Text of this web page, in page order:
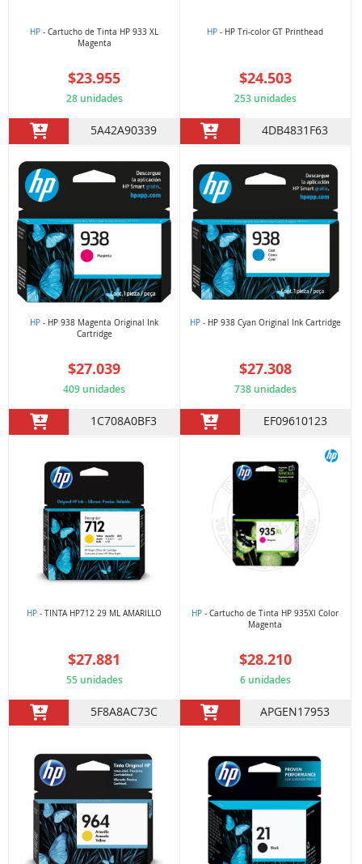
HP - Cartucho de Tinta HP 933 XL
Magenta
$23.955
28 unidades
5A42A90339
HP - HP Tri-color GT Printhead
$24.503
253 unidades
4DB4831F63
HP - HP 938 Magenta Original Ink
Cartridge
$27.039
409 unidades
1C708A0BF3
HP- HP 938 Cyan Original Ink Cartridge
$27.308
738 unidades
EF09610123
HP - TINTA HP712 29 ML AMARILLO
$27.881
55 unidades
5F8A8AC73C
HP - Cartucho de Tinta HP 935Xl Color
Magenta
$28.210
6 unidades
APGEN17953